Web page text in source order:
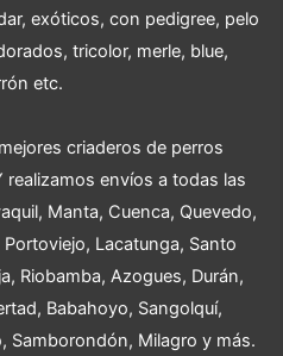
exóticos, con pedigree, pelo
tricolor, merle, blue,
etc.
criaderos de perros
realizamos envíos a todas las
Manta, Cuenca, Quevedo,
Lacatunga, Santo
Riobamba, Azogues, Durán,
Babahoyo, Sangolquí,
Samborondón, Milagro y más.